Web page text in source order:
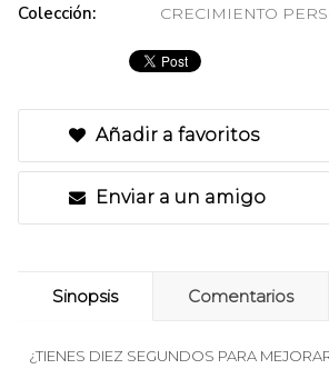
Colección: CRECIMIENTO
Añadir a favoritos
Enviar a un amigo
Sinopsis Comentarios
¿TIENES DIEZ SEGUNDOS PARA